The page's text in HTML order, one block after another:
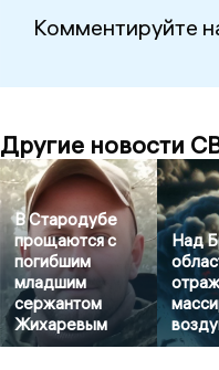
Комментируйте
Другие новости
В Стародубе
прощаются с
погибшим
младшим
сержантом
Жихаревым
Над